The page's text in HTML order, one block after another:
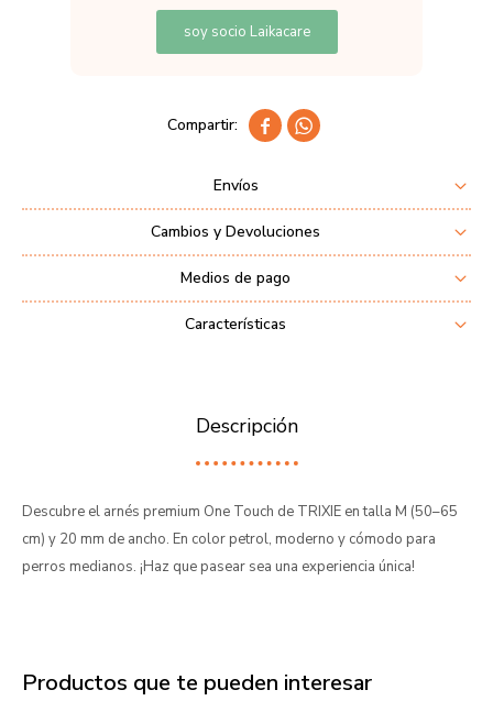
soy socio Laikacare
 
Envíos
Cambios y Devoluciones
Medios de pago
Características
Descripción
Descubre el arnés premium One Touch de TRIXIE en talla M (50–65
cm) y 20 mm de ancho. En color petrol, moderno y cómodo para
perros medianos. ¡Haz que pasear sea una experiencia única!
Productos que te pueden interesar